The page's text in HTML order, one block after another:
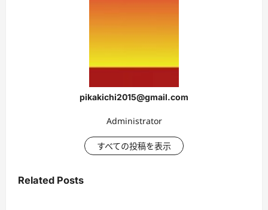
pikakichi2015@gmail.com
Administrator
すべての投稿を表示
Related Posts